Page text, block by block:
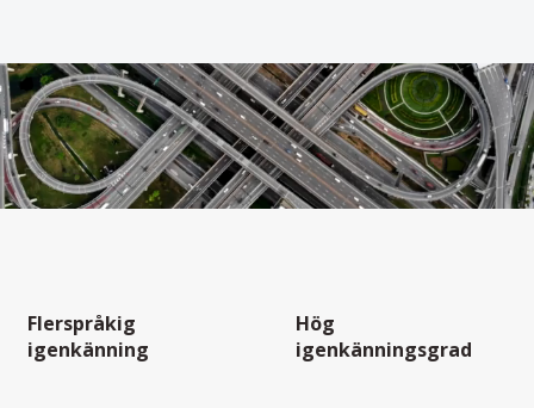
Flerspråkig
igenkänning
Hög
igenkänningsgrad